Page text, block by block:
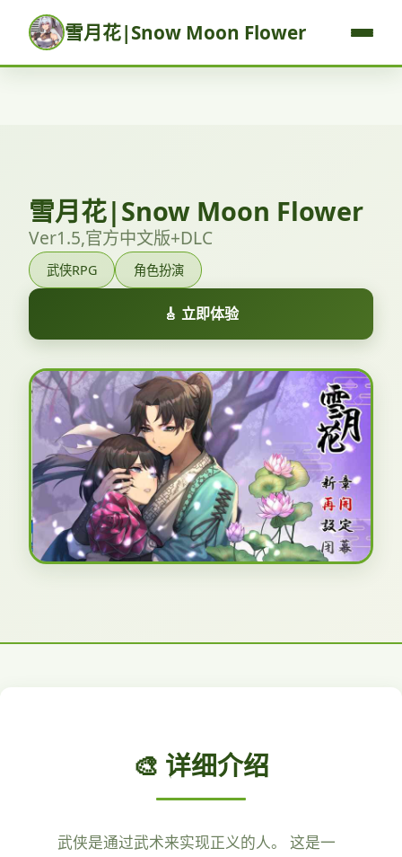
雪月花|Snow Moon Flower
雪月花|Snow Moon Flower
Ver1.5,官方中文版+DLC
武侠RPG 角色扮演
🎸 立即体验
🎨 详细介绍
武侠是通过武术来实现正义的人。 这是一